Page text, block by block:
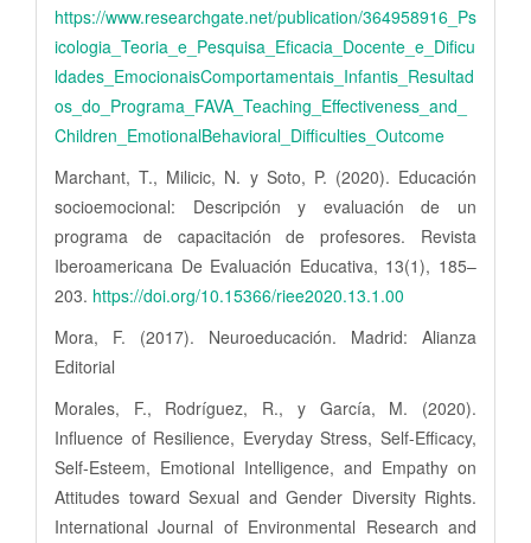
https://www.researchgate.net/publication/364958916_Ps
icologia_Teoria_e_Pesquisa_Eficacia_Docente_e_Dificu
ldades_EmocionaisComportamentais_Infantis_Resultad
os_do_Programa_FAVA_Teaching_Effectiveness_and_
Children_EmotionalBehavioral_Difficulties_Outcome
Marchant, T., Milicic, N. y Soto, P. (2020). Educación
socioemocional: Descripción y evaluación de un
programa de capacitación de profesores. Revista
Iberoamericana De Evaluación Educativa, 13(1), 185–
203. https://doi.org/10.15366/riee2020.13.1.00
Mora, F. (2017). Neuroeducación. Madrid: Alianza
Editorial
Morales, F., Rodríguez, R., y García, M. (2020).
Influence of Resilience, Everyday Stress, Self-Efficacy,
Self-Esteem, Emotional Intelligence, and Empathy on
Attitudes toward Sexual and Gender Diversity Rights.
International Journal of Environmental Research and